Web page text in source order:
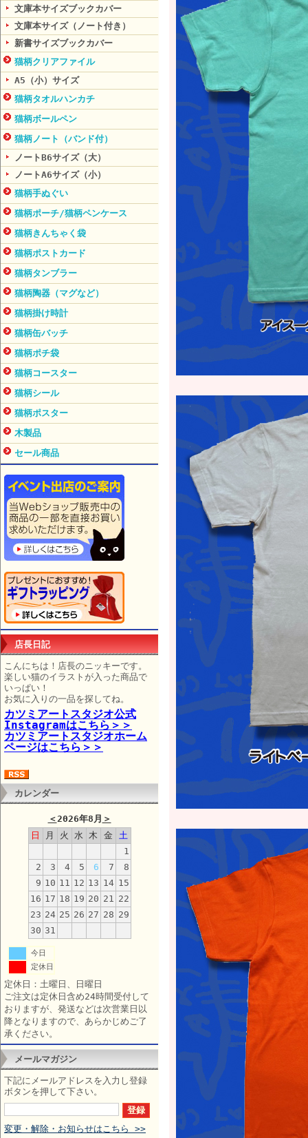
文庫本サイズブックカバー
文庫本サイズ（ノート付き）
新書サイズブックカバー
猫柄クリアファイル
A5（小）サイズ
猫柄タオルハンカチ
猫柄ボールペン
猫柄ノート（バンド付）
ノートB6サイズ（大）
ノートA6サイズ（小）
猫柄手ぬぐい
猫柄ポーチ/猫柄ペンケース
猫柄きんちゃく袋
猫柄ポストカード
猫柄タンブラー
猫柄陶器（マグなど）
猫柄掛け時計
猫柄缶バッチ
猫柄ポチ袋
猫柄コースター
猫柄シール
猫柄ポスター
木製品
セール商品
店長日記
こんにちは！店長のニッキーです。
楽しい猫のイラストが入った商品で
いっぱい！
お気に入りの一品を探してね。
カツミアートスタジオ公式
Instagramはこちら＞＞
カツミアートスタジオホーム
ページはこちら＞＞
カレンダー
＜2026年8月 ＞
日
月 火 水 木 金
土
1
2
3 4 5 6 7
8
9 10 11 12 13 14 15
16 17 18 19 20 21 22
23 24 25 26 27 28 29
30 31
今日
定休日
定休日：土曜日、日曜日
ご注文は定休日含め24時間受付して
おりますが、発送などは次営業日以
降となりますので、あらかじめご了
承ください。
メールマガジン
下記にメールアドレスを入力し登録
ボタンを押して下さい。
変更・解除・お知らせはこちら >>